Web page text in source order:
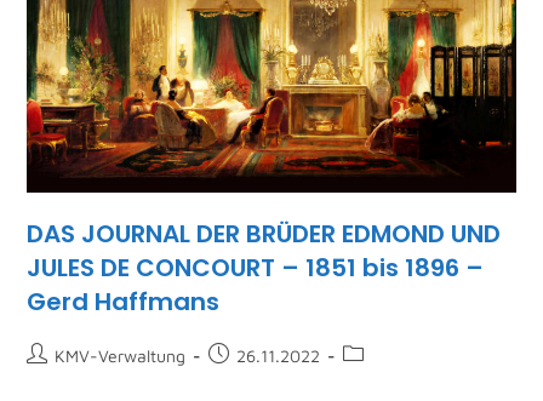
DAS JOURNAL DER BRÜDER EDMOND UND
JULES DE CONCOURT – 1851 bis 1896 –
Gerd Haffmans
KMV-Verwaltung 26.11.2022